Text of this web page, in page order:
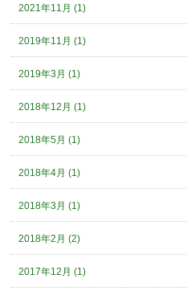
2021年11月 (1)
2019年11月 (1)
2019年3月 (1)
2018年12月 (1)
2018年5月 (1)
2018年4月 (1)
2018年3月 (1)
2018年2月 (2)
2017年12月 (1)